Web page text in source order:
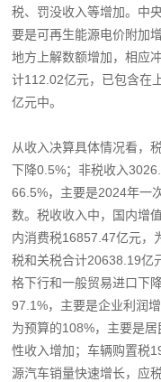
税、罚没收入等增加。中
要是可再生能源电价附加
地方上解数额增加，相应
计112.02亿元，已包含在
亿元中。
从收入决算具体情况看，
下降0.5%；非税收入
66.5%，主要是2024年一
数。税收收入中，国内增
内消费税16857.47亿元，
税和关税合计20638.19亿
格下行和一般贸易进口下
97.1%，主要是企业利润
为预算的108%，主要是
性收入增加；车辆购置税
源汽车销量快速增长，应